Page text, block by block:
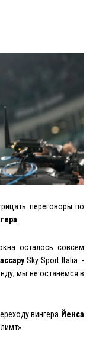
переговоры по
осталось совсем
Sky Sport Italia. -
мы не останемся в
вингера Йенса